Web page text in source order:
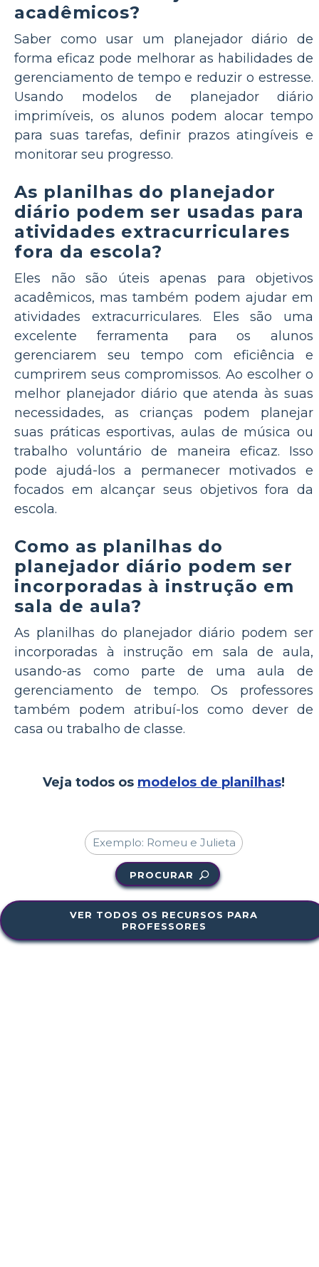
acadêmicos?
Saber como usar um planejador diário de
forma eficaz pode melhorar as habilidades de
gerenciamento de tempo e reduzir o estresse.
Usando modelos de planejador diário
imprimíveis, os alunos podem alocar tempo
para suas tarefas, definir prazos atingíveis e
monitorar seu progresso.
As planilhas do planejador
diário podem ser usadas para
atividades extracurriculares
fora da escola?
Eles não são úteis apenas para objetivos
acadêmicos, mas também podem ajudar em
atividades extracurriculares. Eles são uma
excelente ferramenta para os alunos
gerenciarem seu tempo com eficiência e
cumprirem seus compromissos. Ao escolher o
melhor planejador diário que atenda às suas
necessidades, as crianças podem planejar
suas práticas esportivas, aulas de música ou
trabalho voluntário de maneira eficaz. Isso
pode ajudá-los a permanecer motivados e
focados em alcançar seus objetivos fora da
escola.
Como as planilhas do
planejador diário podem ser
incorporadas à instrução em
sala de aula?
As planilhas do planejador diário podem ser
incorporadas à instrução em sala de aula,
usando-as como parte de uma aula de
gerenciamento de tempo. Os professores
também podem atribuí-los como dever de
casa ou trabalho de classe.
Veja todos os modelos de planilhas!
PROCURAR
VER TODOS OS RECURSOS PARA
PROFESSORES